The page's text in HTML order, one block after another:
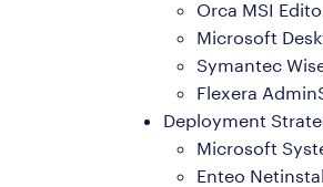
Orca MSI
Microsoft
Symantec
Flexera
Deployment
Microsoft
Enteo